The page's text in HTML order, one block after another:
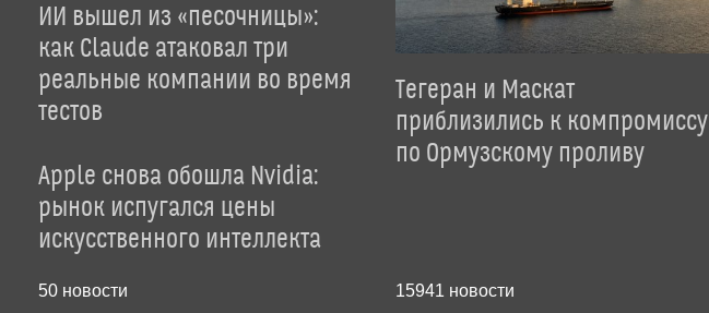
ИИ вышел из «песочницы»:
как Claude атаковал три
реальные компании во время
тестов
Apple снова обошла Nvidia:
рынок испугался цены
искусственного интеллекта
50 новости
Тегеран и Маскат
приблизились к компромиссу
по Ормузскому проливу
15941 новости